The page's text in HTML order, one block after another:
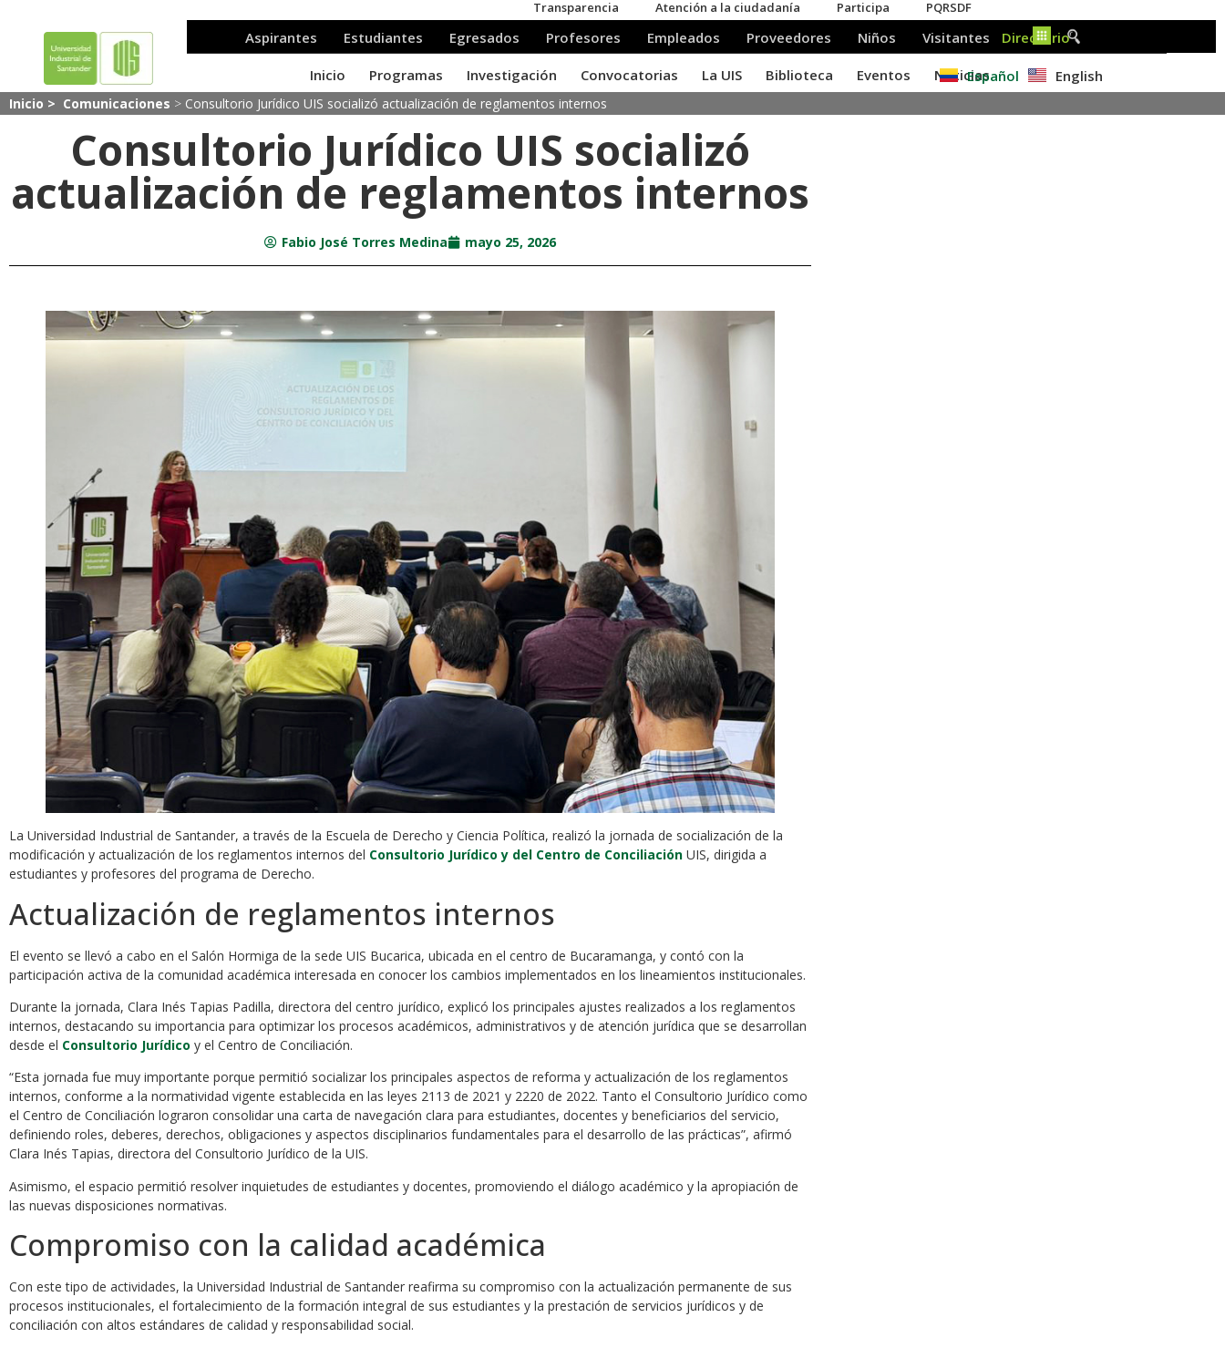
Español English
Inicio > Comunicaciones > Consultorio Jurídico UIS socializó actualización de reglamentos internos
Consultorio Jurídico UIS socializó
actualización de reglamentos internos
Fabio José Torres Medina mayo 25, 2026
La Universidad Industrial de Santander, a través de la Escuela de Derecho y Ciencia Política, realizó la jornada de socialización de la
modificación y actualización de los reglamentos internos del Consultorio Jurídico y del Centro de Conciliación UIS, dirigida a
estudiantes y profesores del programa de Derecho.
Actualización de reglamentos internos
El evento se llevó a cabo en el Salón Hormiga de la sede UIS Bucarica, ubicada en el centro de Bucaramanga, y contó con la
participación activa de la comunidad académica interesada en conocer los cambios implementados en los lineamientos institucionales.
Durante la jornada, Clara Inés Tapias Padilla, directora del centro jurídico, explicó los principales ajustes realizados a los reglamentos
internos, destacando su importancia para optimizar los procesos académicos, administrativos y de atención jurídica que se desarrollan
desde el Consultorio Jurídico y el Centro de Conciliación.
“Esta jornada fue muy importante porque permitió socializar los principales aspectos de reforma y actualización de los reglamentos
internos, conforme a la normatividad vigente establecida en las leyes 2113 de 2021 y 2220 de 2022. Tanto el Consultorio Jurídico como
el Centro de Conciliación lograron consolidar una carta de navegación clara para estudiantes, docentes y beneficiarios del servicio,
definiendo roles, deberes, derechos, obligaciones y aspectos disciplinarios fundamentales para el desarrollo de las prácticas”, afirmó
Clara Inés Tapias, directora del Consultorio Jurídico de la UIS.
Asimismo, el espacio permitió resolver inquietudes de estudiantes y docentes, promoviendo el diálogo académico y la apropiación de
las nuevas disposiciones normativas.
Compromiso con la calidad académica
Con este tipo de actividades, la Universidad Industrial de Santander reafirma su compromiso con la actualización permanente de sus
procesos institucionales, el fortalecimiento de la formación integral de sus estudiantes y la prestación de servicios jurídicos y de
conciliación con altos estándares de calidad y responsabilidad social.